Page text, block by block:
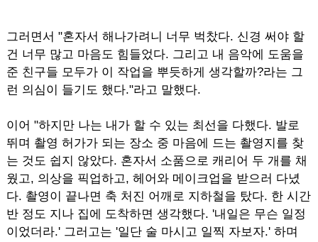
그러면서 "혼자서 해나가려니 너무 벅찼다. 신경 써야 할
건 너무 많고 마음도 힘들었다. 그리고 내 음악에 도움을
준 친구들 모두가 이 작업을 뿌듯하게 생각할까?라는 그
런 의심이 들기도 했다."라고 말했다.
이어 "하지만 나는 내가 할 수 있는 최선을 다했다. 발로
뛰며 촬영 허가가 되는 장소 중 마음에 드는 촬영지를 찾
는 것도 쉽지 않았다. 혼자서 소품으로 캐리어 두 개를 채
웠고, 의상을 픽업하고, 헤어와 메이크업을 받으러 다녔
다. 촬영이 끝나면 축 처진 어깨로 지하철을 탔다. 한 시간
반 정도 지나 집에 도착하면 생각했다. '내일은 무슨 일정
이었더라.' 그러고는 '일단 술 마시고 일찍 자보자.' 하며